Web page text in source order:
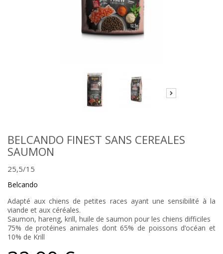
BELCANDO FINEST SANS CEREALES
SAUMON
25,5/15
Belcando
Adapté aux chiens de petites races ayant une sensibilité à la
viande et aux céréales.
Saumon, hareng, krill, huile de saumon pour les chiens difficiles
75% de protéines animales dont 65% de poissons d‘océan et
10% de Krill